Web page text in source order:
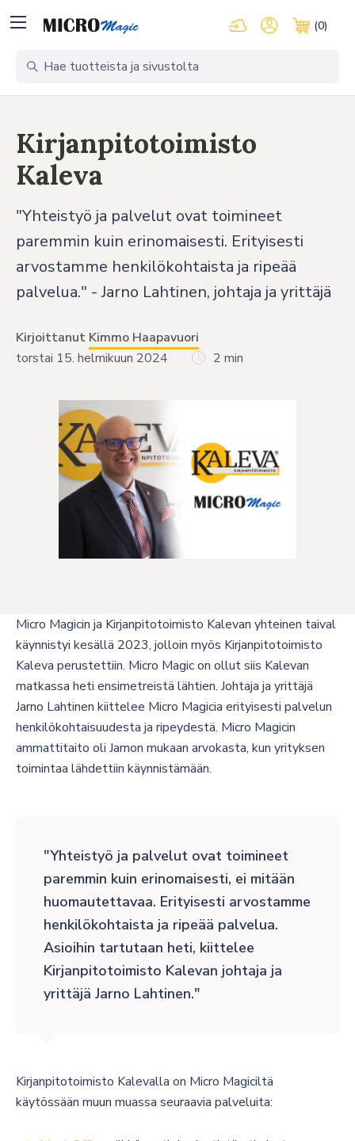
KirjauduOma tili
(0)
Kirjanpitotoimisto
Kaleva
"Yhteistyö ja palvelut ovat toimineet
paremmin kuin erinomaisesti. Erityisesti
arvostamme henkilökohtaista ja ripeää
palvelua." - Jarno Lahtinen, johtaja ja yrittäjä
Kirjoittanut Kimmo Haapavuori
torstai 15. helmikuun 2024
2 min
Micro Magicin ja Kirjanpitotoimisto Kalevan yhteinen taival
käynnistyi kesällä 2023, jolloin myös Kirjanpitotoimisto
Kaleva perustettiin. Micro Magic on ollut siis Kalevan
matkassa heti ensimetreistä lähtien. Johtaja ja yrittäjä
Jarno Lahtinen kiittelee Micro Magicia erityisesti palvelun
henkilökohtaisuudesta ja ripeydestä. Micro Magicin
ammattitaito oli Jarnon mukaan arvokasta, kun yrityksen
toimintaa lähdettiin käynnistämään.
Yhteistyö ja palvelut ovat toimineet
paremmin kuin erinomaisesti, ei mitään
huomautettavaa. Erityisesti arvostamme
henkilökohtaista ja ripeää palvelua.
Asioihin tartutaan heti, kiittelee
Kirjanpitotoimisto Kalevan johtaja ja
yrittäjä Jarno Lahtinen.
Kirjanpitotoimisto Kalevalla on Micro Magiciltä
käytössään muun muassa seuraavia palveluita: